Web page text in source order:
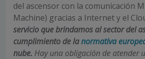
del ascensor con la comunicación
Machine) gracias a Internet y el
servicio que brindamos al sector del
cumplimiento de lanormativa
nube. Hay una obligación de atender